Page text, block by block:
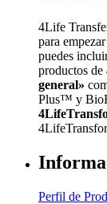
4Life
para
puedes
productos de
general»
Plus™ y
Perfil de